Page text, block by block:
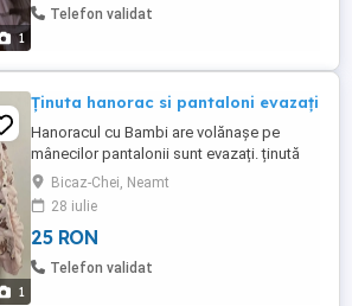
1
Telefon validat
1
Ținuta hanorac si pantaloni evazați
Hanoracul cu Bambi are volănașe pe
mânecilor pantalonii sunt evazați. ținută
este pentru fete 4-5 anișori. Ofer si un
tricou cadou
Bicaz-Chei, Neamt
28 iulie
25 RON
Telefon validat